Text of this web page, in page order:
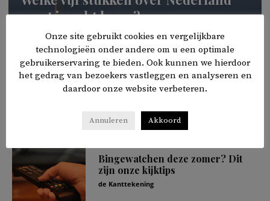
moet je echt lezen?
Zomerlezen: van klassiekers tot
nieuwe favorieten
Bingewatchen deze zomer? Dit
zijn onze kijktips
de Kanttekening
Onze site gebruikt cookies en vergelijkbare
technologieën onder andere om u een optimale
gebruikerservaring te bieden. Ook kunnen we hierdoor
het gedrag van bezoekers vastleggen en analyseren en
daardoor onze website verbeteren.
Annuleren Akkoord